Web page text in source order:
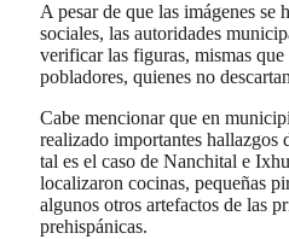
A pesar de que las imágenes se
sociales, las autoridades
verificar las figuras, mismas
pobladores, quienes no
Cabe mencionar que en
realizado importantes hallazgos
tal es el caso de Nanchital e
localizaron cocinas, pequeñas
algunos otros artefactos de las
prehispánicas.